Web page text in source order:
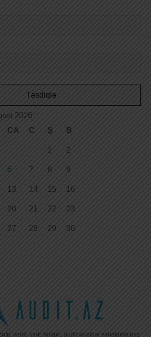
Təsdiqlə
2026
CA C Ş B
1 2
6 7 8 9
13 14 15 16
20 21 22 23
27 28 29 30
vergi, kadr, hüquq, audit və digər sahələrdə baş